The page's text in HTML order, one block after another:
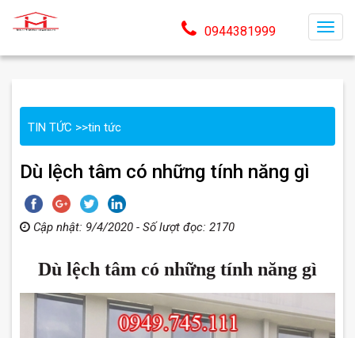
T
l
n
n
0944381999
TIN TỨC >>tin tức
Dù lệch tâm có những tính năng gì
Cập nhật: 9/4/2020 - Số lượt đọc: 2170
Dù lệch tâm có những tính năng gì